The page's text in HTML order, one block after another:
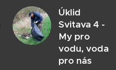
Úklid
Svitava 4 -
My pro
vodu, voda
pro nás